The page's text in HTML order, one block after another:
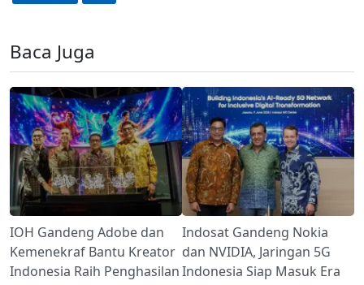
Baca Juga
IOH Gandeng Adobe dan
Kemenekraf Bantu Kreator
Indonesia Raih Penghasilan
Indosat Gandeng Nokia
dan NVIDIA, Jaringan 5G
Indonesia Siap Masuk Era